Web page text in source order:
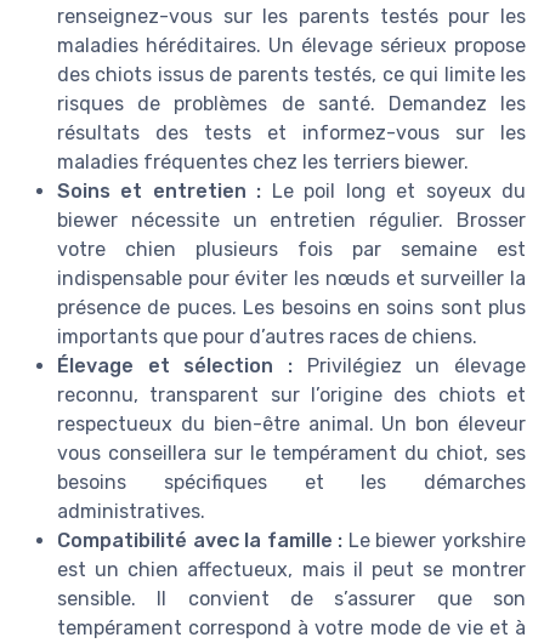
renseignez-vous sur les parents testés pour les
maladies héréditaires. Un élevage sérieux propose
des chiots issus de parents testés, ce qui limite les
risques de problèmes de santé. Demandez les
résultats des tests et informez-vous sur les
maladies fréquentes chez les terriers biewer.
Soins et entretien : Le poil long et soyeux du
biewer nécessite un entretien régulier. Brosser
votre chien plusieurs fois par semaine est
indispensable pour éviter les nœuds et surveiller la
présence de puces. Les besoins en soins sont plus
importants que pour d’autres races de chiens.
Élevage et sélection : Privilégiez un élevage
reconnu, transparent sur l’origine des chiots et
respectueux du bien-être animal. Un bon éleveur
vous conseillera sur le tempérament du chiot, ses
besoins spécifiques et les démarches
administratives.
Compatibilité avec la famille : Le biewer yorkshire
est un chien affectueux, mais il peut se montrer
sensible. Il convient de s’assurer que son
tempérament correspond à votre mode de vie et à